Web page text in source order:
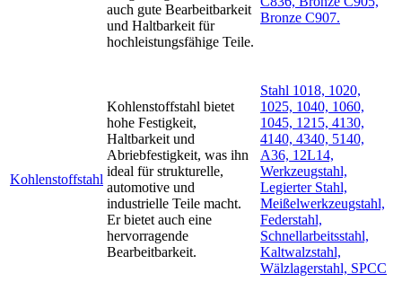
auch gute Bearbeitbarkeit
und Haltbarkeit für
hochleistungsfähige Teile.
Bronze C907.
Kohlenstoffstahl
Kohlenstoffstahl bietet
hohe Festigkeit,
Haltbarkeit und
Abriebfestigkeit, was ihn
ideal für strukturelle,
automotive und
industrielle Teile macht.
Er bietet auch eine
hervorragende
Bearbeitbarkeit.
Stahl 1018, 1020,
1025, 1040, 1060,
1045, 1215, 4130,
4140, 4340, 5140,
A36, 12L14,
Werkzeugstahl,
Legierter Stahl,
Meißelwerkzeugstahl,
Federstahl,
Schnellarbeitsstahl,
Kaltwalzstahl,
Wälzlagerstahl, SPCC